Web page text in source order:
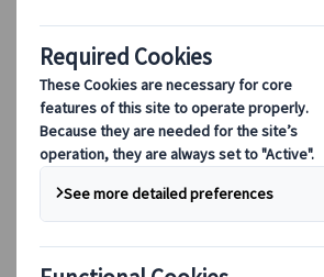
Utazási tippek évszakok szerint
Kihagyhatatlan látnivalók
Kulturális élmények
Gasztrokalandok
Japán felfedezése vonattal
Gyakori kérdések
Alapvető információk
Etikett Japánban
Vezetés Japánban
Foglalás rajtunk keresztül
Japan Rail Pass
Szállás
Online konzultáció